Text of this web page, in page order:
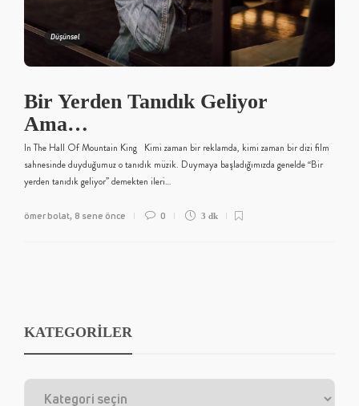
Düşünsel
Bir Yerden Tanıdık Geliyor
Ama…
In The Hall Of Mountain King Kimi zaman bir reklamda, kimi zaman bir dizi film
sahnesinde duyduğumuz o tanıdık müzik. Duymaya başladığımızda genelde “Bir
yerden tanıdık geliyor” demekten ileri…
ömer bolat, 8 sene önce 0 3 dk
KATEGORİLER